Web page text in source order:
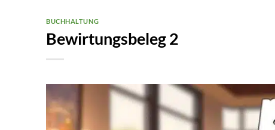
BUCHHALTUNG
Bewirtungsbeleg 2